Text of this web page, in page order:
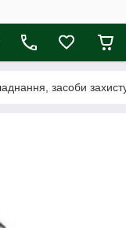
засоби захисту